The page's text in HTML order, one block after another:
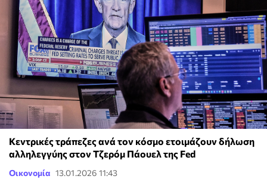
Kεντρικές τράπεζες ανά τον κόσμο ετοιμάζουν δήλωση
αλληλεγγύης στον Τζερόμ Πάουελ της Fed
Οικονομία 13.01.2026 11:43